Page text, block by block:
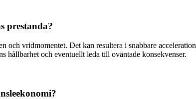
prestanda?
vridmomentet. Det kan resultera i snabbare
hållbarhet och eventuellt leda till oväntade konsekvenser.